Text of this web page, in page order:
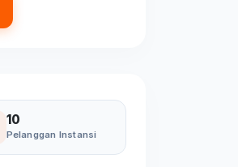
10
Pelanggan Instansi